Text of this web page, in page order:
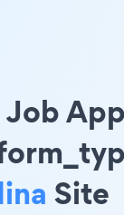
Job
Site